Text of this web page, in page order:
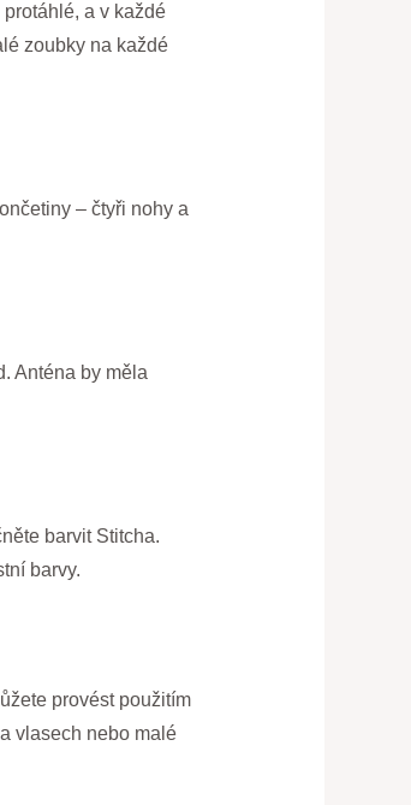
a v každé
zoubky na každé
– čtyři nohy a
Anténa by měla
barvit Stitcha.
barvy.
provést použitím
vlasech nebo malé